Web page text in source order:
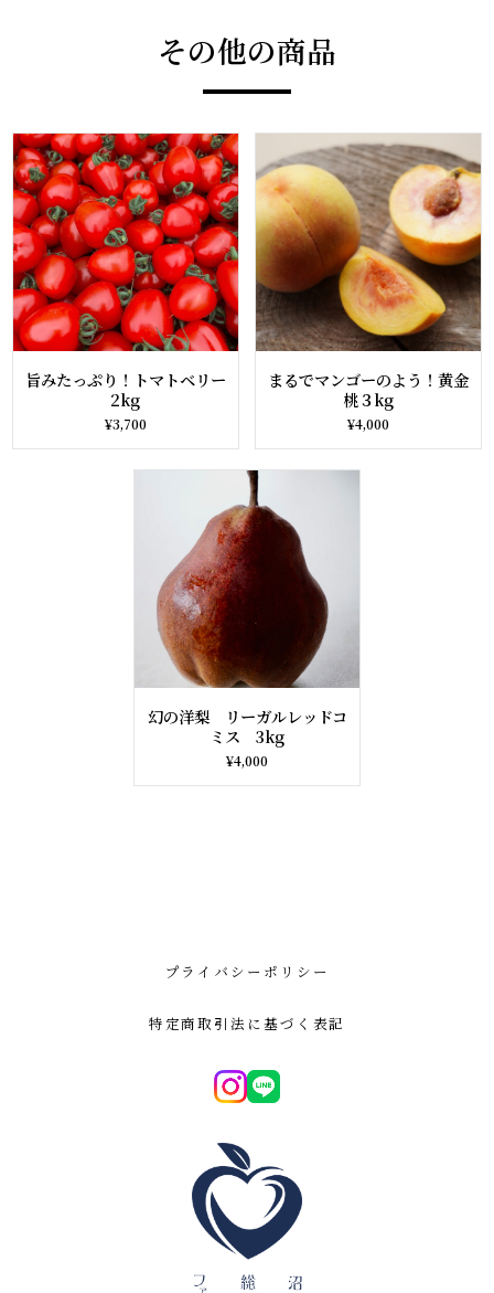
その他の商品
旨みたっぷり！トマトベリー
2kg
¥3,700
まるでマンゴーのよう！黄金
桃３kg
¥4,000
幻の洋梨 リーガルレッドコ
ミス 3kg
¥4,000
プライバシーポリシー
特定商取引法に基づく表記